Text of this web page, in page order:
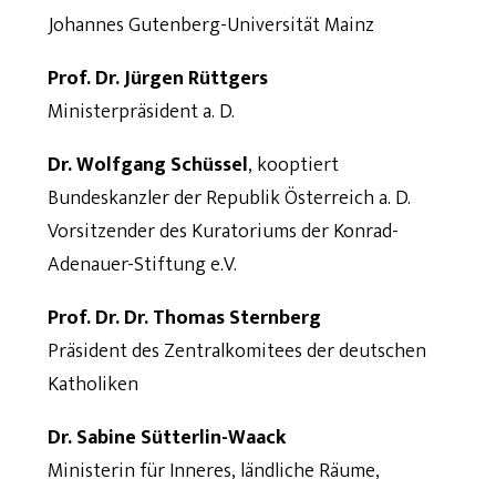
Johannes Gutenberg-Universität Mainz
Prof. Dr. Jürgen Rüttgers
Ministerpräsident a. D.
Dr. Wolfgang Schüssel, kooptiert
Bundeskanzler der Republik Österreich a. D.
Vorsitzender des Kuratoriums der Konrad-
Adenauer-Stiftung e.V.
Prof. Dr. Dr. Thomas Sternberg
Präsident des Zentralkomitees der deutschen
Katholiken
Dr. Sabine Sütterlin-Waack
Ministerin für Inneres, ländliche Räume,